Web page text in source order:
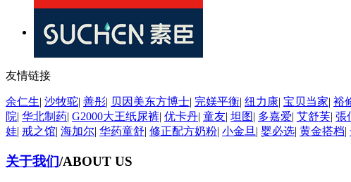
友情链接
余仁生| 沙牧驼| 善彤| 贝因美东方博士| 完媄平衡| 纽力康| 宝贝当家| 裕
院| 华北制药| G2000大王纸尿裤| 优卡丹| 童友| 坦图| 多嘉爱| 艾舒芙| 張
娃| 戒之馆| 海加尔| 华药童舒| 修正配方奶粉| 小金旦 | 婴必选| 黄金搭档|
关于我们/ABOUT US